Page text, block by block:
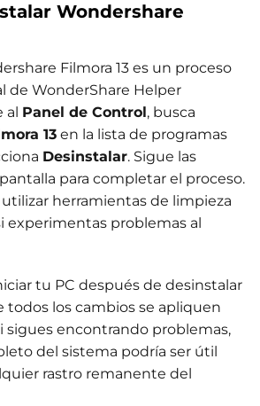
Wondershare
Filmora 13 es un proceso
de WonderShare Helper
al Panel de Control, busca
13 en la lista de programas
Desinstalar. Sigue las
para completar el proceso.
herramientas de limpieza
experimentas problemas al
tu PC después de desinstalar
todos los cambios se apliquen
sigues encontrando problemas,
del sistema podría ser útil
rastro remanente del